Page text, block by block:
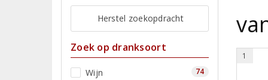
Herstel zoekopdracht
Zoek op dranksoort
Wijn 74
1